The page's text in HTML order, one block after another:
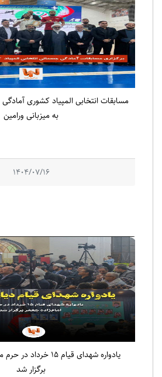
مسابقات انتخابی المپیاد کشوری
به میزبانی ورامین
1404/07/16
یادواره شهدای قیام ۱۵
برگزار شد